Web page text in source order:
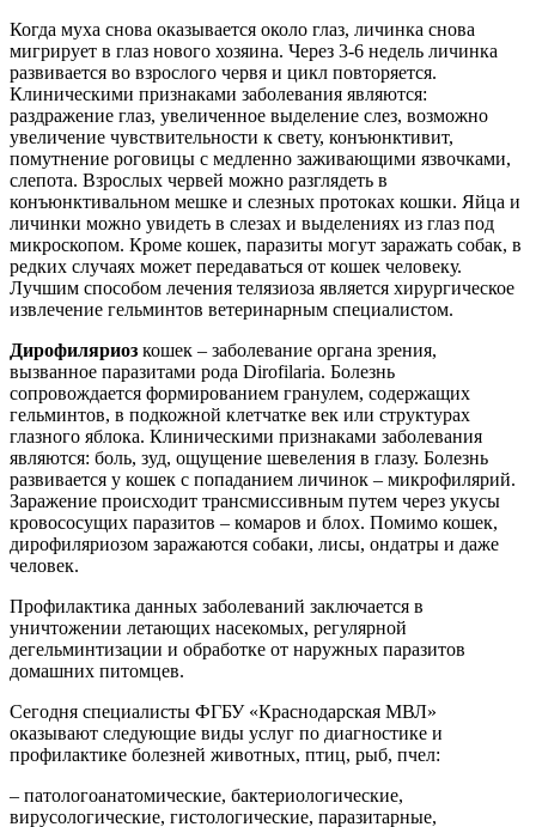
Когда муха снова оказывается около глаз, личинка снова
мигрирует в глаз нового хозяина. Через 3-6 недель личинка
развивается во взрослого червя и цикл повторяется.
Клиническими признаками заболевания являются:
раздражение глаз, увеличенное выделение слез, возможно
увеличение чувствительности к свету, конъюнктивит,
помутнение роговицы с медленно заживающими язвочками,
слепота. Взрослых червей можно разглядеть в
конъюнктивальном мешке и слезных протоках кошки. Яйца и
личинки можно увидеть в слезах и выделениях из глаз под
микроскопом. Кроме кошек, паразиты могут заражать собак, в
редких случаях может передаваться от кошек человеку.
Лучшим способом лечения телязиоза является хирургическое
извлечение гельминтов ветеринарным специалистом.
Дирофиляриоз кошек – заболевание органа зрения,
вызванное паразитами рода Dirofilaria. Болезнь
сопровождается формированием гранулем, содержащих
гельминтов, в подкожной клетчатке век или структурах
глазного яблока. Клиническими признаками заболевания
являются: боль, зуд, ощущение шевеления в глазу. Болезнь
развивается у кошек с попаданием личинок – микрофилярий.
Заражение происходит трансмиссивным путем через укусы
кровососущих паразитов – комаров и блох. Помимо кошек,
дирофиляриозом заражаются собаки, лисы, ондатры и даже
человек.
Профилактика данных заболеваний заключается в
уничтожении летающих насекомых, регулярной
дегельминтизации и обработке от наружных паразитов
домашних питомцев.
Сегодня специалисты ФГБУ «Краснодарская МВЛ»
оказывают следующие виды услуг по диагностике и
профилактике болезней животных, птиц, рыб, пчел:
– патологоанатомические, бактериологические,
вирусологические, гистологические, паразитарные,